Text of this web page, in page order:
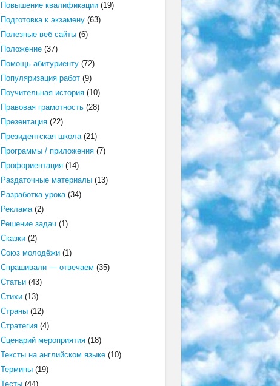
Повышение квалификации(19)
Подготовка к экзамену(63)
Полезные веб сайты(6)
Положение(37)
Помощь абитуриенту(72)
Популяризация работ(9)
Поучительная история(10)
Правовая грамотность(28)
Презентация(22)
Президентская школа(21)
Программы / приложения(7)
Профориентация(14)
Раздаточные материалы(13)
Разработка урока(34)
Реклама(2)
Решение задач (1)
Сказки(2)
Союз молодёжи(1)
Спрашивали — отвечаем (35)
Статьи(43)
Стихи(13)
Страны(12)
Стратегия(4)
Сценарий мероприятия(18)
Тексты на английском языке(10)
Термины(19)
Тесты(44)